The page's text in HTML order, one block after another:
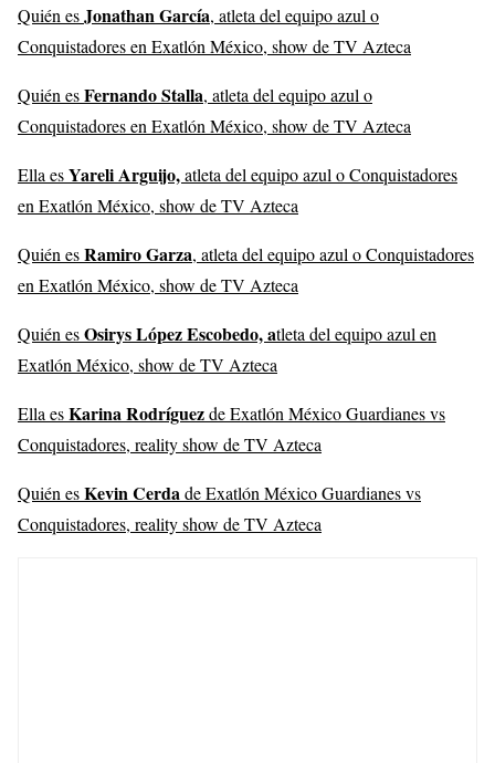
Quién esJonathan García, atleta del equipo azul o
Conquistadores en Exatlón México, show de TV Azteca
Quién esFernando Stalla, atleta del equipo azul o
Conquistadores en Exatlón México, show de TV Azteca
Ella esYareli Arguijo,atleta del equipo azul o Conquistadores
en Exatlón México, show de TV Azteca
Quién esRamiro Garza, atleta del equipo azul o Conquistadores
en Exatlón México, show de TV Azteca
Quién esOsirys López Escobedo, atleta del equipo azul en
Exatlón México, show de TV Azteca
Ella esKarina Rodríguezde Exatlón México Guardianes vs
Conquistadores, reality show de TV Azteca
Quién esKevin Cerda de Exatlón México Guardianes vs
Conquistadores, reality show de TV Azteca